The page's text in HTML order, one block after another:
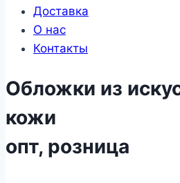
Доставка
О нас
Контакты
Обложки из
кожи
опт, розница